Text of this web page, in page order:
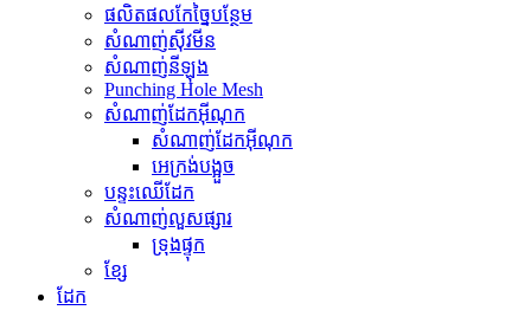
ផលិតផលកែច្នៃបន្ថែម
សំណាញ់​ស៊ី​វ​មីន​
សំណាញ់នីឡុង
Punching Hole Mesh
សំណាញ់ដែកអ៊ីណុក
សំណាញ់ដែកអ៊ីណុក
អេក្រង់បង្អួច
បន្ទះឈើដែក
សំណាញ់លួសផ្សារ
ទ្រុងផ្ទុក
ខ្សែ
ដែក